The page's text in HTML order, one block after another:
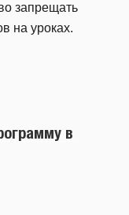
запрещать
на уроках.
в